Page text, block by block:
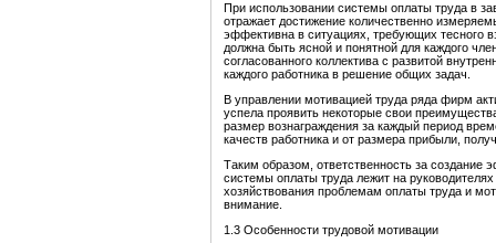
При использовании системы оплаты труда в
отражает достижение количественно
эффективна в ситуациях, требующих тесного
должна быть ясной и понятной для каждого
согласованного коллектива с развитой
каждого работника в решение общих задач.
В управлении мотивацией труда ряда фирм
успела проявить некоторые свои
размер вознаграждения за каждый период
качеств работника и от размера прибыли,
Таким образом, ответственность за
системы оплаты труда лежит на
хозяйствования проблемам оплаты труда и
внимание.
1.3 Особенности трудовой мотивации